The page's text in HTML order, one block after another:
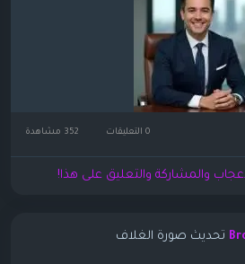
0 التعليقات
والمشاركة والتعليق على هذا!
تحديث صورة الغلاف